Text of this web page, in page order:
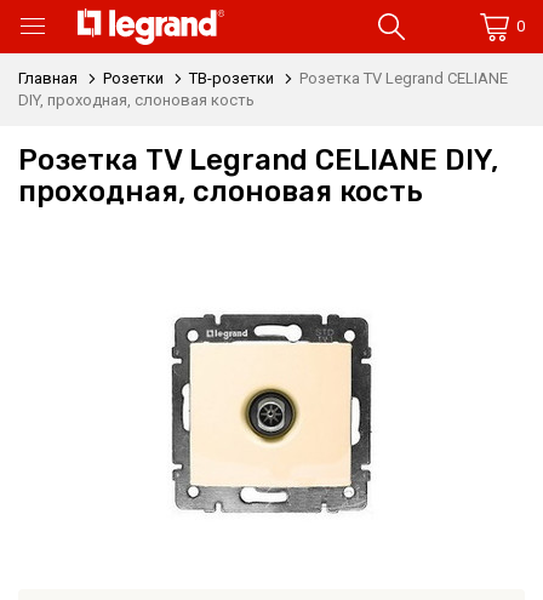
0
Главная Розетки ТВ-розетки
Розетка TV Legrand CELIANE
DIY, проходная, слоновая кость
Розетка TV Legrand CELIANE DIY,
проходная, слоновая кость